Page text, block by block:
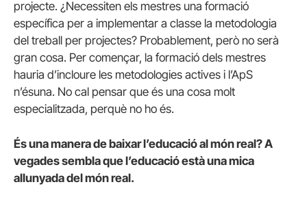
projecte. ¿Necessiten els mestres una formació
específica per a implementar a classe la metodologia
del treball per projectes? Probablement, però no serà
gran cosa. Per començar, la formació dels mestres
hauria d’incloure les metodologies actives i l’ApS
n’ésuna. No cal pensar que és una cosa molt
especialitzada, perquè no ho és.
És una manera de baixar l’educació al món real?A
vegades sembla que l’educació està una mica
allunyada del món real.